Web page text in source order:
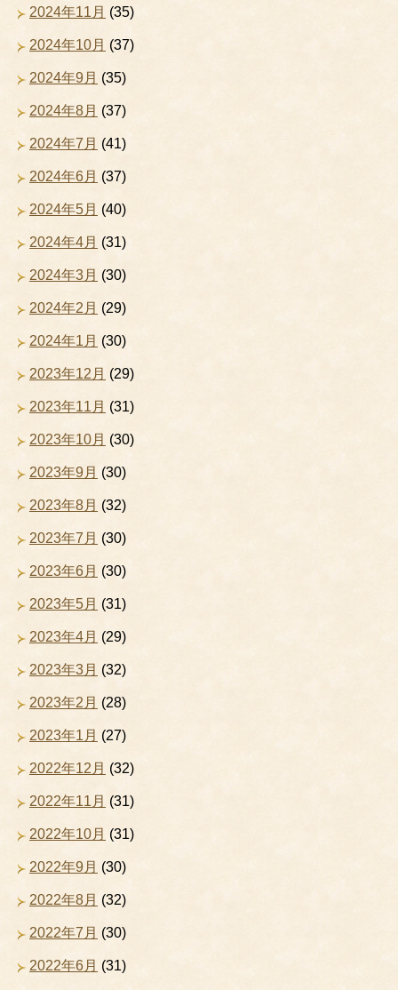
2024年11月 (35)
2024年10月 (37)
2024年9月 (35)
2024年8月 (37)
2024年7月 (41)
2024年6月 (37)
2024年5月 (40)
2024年4月 (31)
2024年3月 (30)
2024年2月 (29)
2024年1月 (30)
2023年12月 (29)
2023年11月 (31)
2023年10月 (30)
2023年9月 (30)
2023年8月 (32)
2023年7月 (30)
2023年6月 (30)
2023年5月 (31)
2023年4月 (29)
2023年3月 (32)
2023年2月 (28)
2023年1月 (27)
2022年12月 (32)
2022年11月 (31)
2022年10月 (31)
2022年9月 (30)
2022年8月 (32)
2022年7月 (30)
2022年6月 (31)